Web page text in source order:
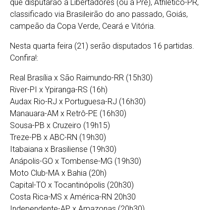
que disputarão a Libertadores (ou a Pré), Athletico-PR,
classificado via Brasileirão do ano passado, Goiás,
campeão da Copa Verde, Ceará e Vitória.
Nesta quarta feira (21) serão disputados 16 partidas.
Confira!:
Real Brasília x São Raimundo-RR (15h30)
River-PI x Ypiranga-RS (16h)
Audax Rio-RJ x Portuguesa-RJ (16h30)
Manauara-AM x Retrô-PE (16h30)
Sousa-PB x Cruzeiro (19h15)
Treze-PB x ABC-RN (19h30)
Itabaiana x Brasiliense (19h30)
Anápolis-GO x Tombense-MG (19h30)
Moto Club-MA x Bahia (20h)
Capital-TO x Tocantinópolis (20h30)
Costa Rica-MS x América-RN 20h30